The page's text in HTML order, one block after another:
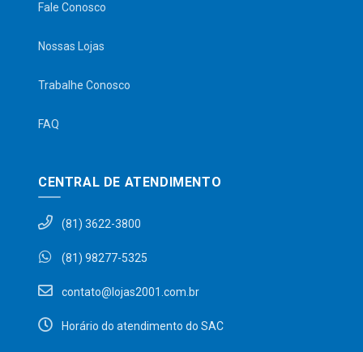
Fale Conosco
Nossas Lojas
Trabalhe Conosco
FAQ
CENTRAL DE ATENDIMENTO
(81) 3622-3800
(81) 98277-5325
contato@lojas2001.com.br
Horário do atendimento do SAC